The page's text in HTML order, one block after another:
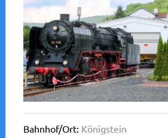
Bahnhof/Ort: Königstein